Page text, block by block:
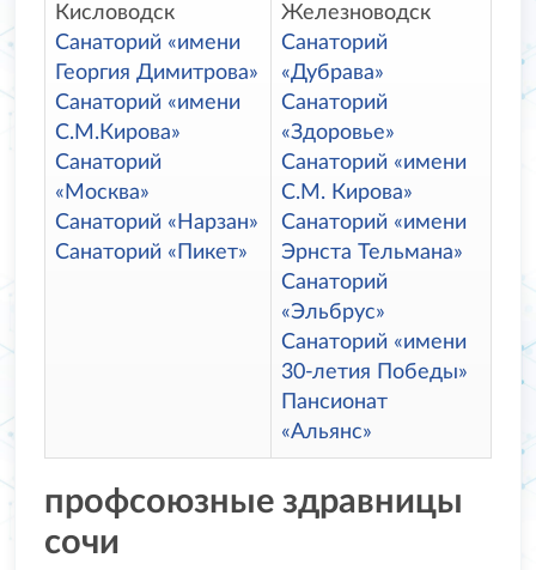
Кисловодск
Санаторий «имени
Георгия Димитрова»
Санаторий «имени
С.М.Кирова»
Санаторий
«Москва»
Санаторий «Нарзан»
Санаторий «Пикет»
Железноводск
Санаторий
«Дубрава»
Санаторий
«Здоровье»
Санаторий «имени
С.М. Кирова»
Санаторий «имени
Эрнста Тельмана»
Санаторий
«Эльбрус»
Санаторий «имени
30-летия Победы»
Пансионат
«Альянс»
профсоюзные здравницы
сочи